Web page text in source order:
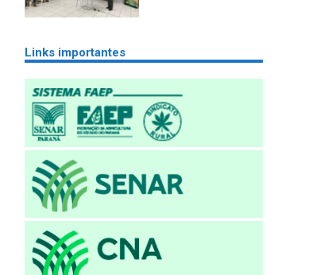
Links importantes